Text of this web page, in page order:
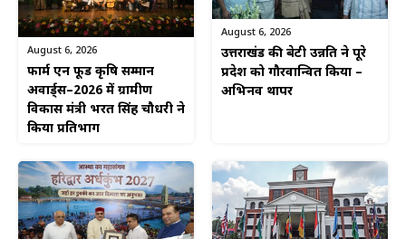
August 6, 2026
फार्म एन फूड कृषि सम्मान
अवार्ड्स–2026 में ग्रामीण
विकास मंत्री भरत सिंह चौधरी ने
किया प्रतिभाग
August 6, 2026
उत्तराखंड की बेटी उन्नति ने पूरे
प्रदेश को गौरवान्वित किया –
अभिनव थापर